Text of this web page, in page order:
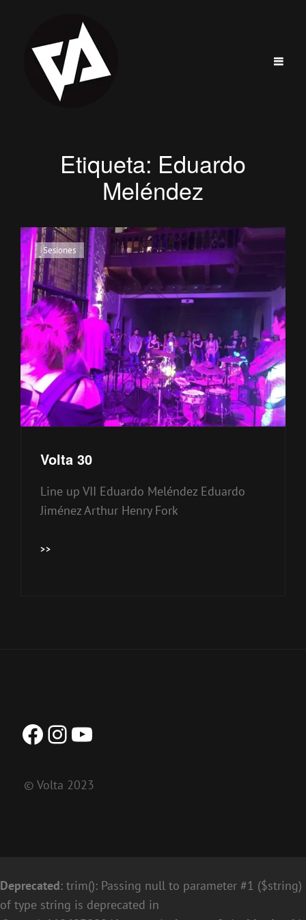
Etiqueta: Eduardo
Meléndez
Enlaces
de
categorías
Sesiones
Volta 30
Line up VII Eduardo Meléndez Eduardo
Jiménez Arthur Henry Fork
>>VOLTA
Facebook
Instagram
YouTube
© Volta 2023
Deprecated: trim(): Passing null to parameter #1 ($string)
of type string is deprecated in